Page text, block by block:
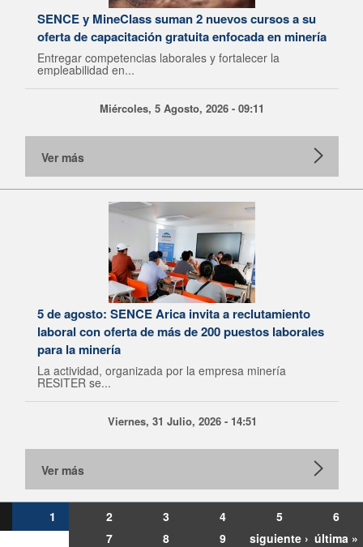
SENCE y MineClass suman 2 nuevos cursos a su
oferta de capacitación gratuita enfocada en minería
Entregar competencias laborales y fortalecer la
empleabilidad en...
Miércoles, 5 Agosto, 2026 - 09:11
Ver más
5 de agosto: SENCE Arica invita a reclutamiento
laboral con oferta de más de 200 puestos laborales
para la minería
La actividad, organizada por la empresa minería
RESITER se...
Viernes, 31 Julio, 2026 - 14:51
Ver más
1 2 3 4 5
6
7
8 9 siguiente › última »